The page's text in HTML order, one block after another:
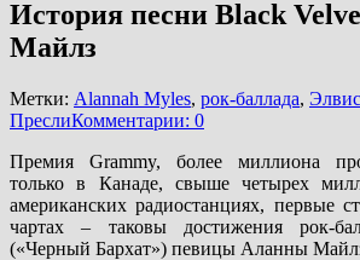
История песни Black
Майлз
Метки: Alannah Myles, рок-баллада, Элвис
ПреслиКомментарии: 0
Премия Grammy, более миллиона
только в Канаде, свыше четырех
американских радиостанциях, первые
чартах – таковы достижения рок-
(«Черный Бархат») певицы Аланны